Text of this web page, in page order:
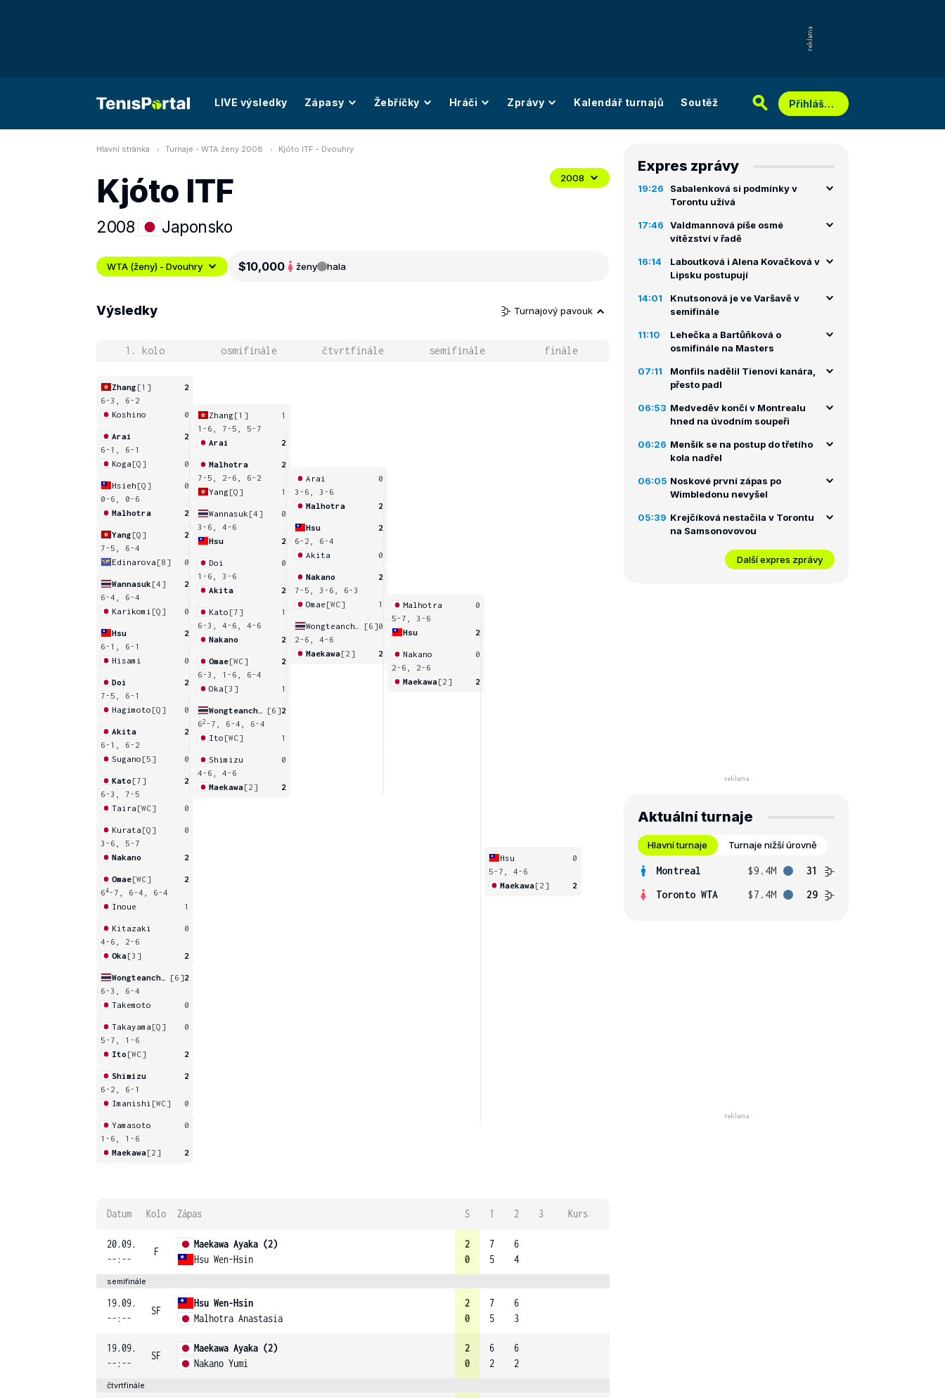
LIVE výsledky Zápasy Žebříčky Hráči Zprávy Kalendář turnajů Soutěž Přihlášení
Hlavní stránka Turnaje - WTA ženy 2008 Kjóto ITF - Dvouhry
Kjóto ITF
2008 Japonsko
2008
WTA (ženy) - Dvouhry $10,000 ženy hala
Výsledky Turnajový pavouk
1. kolo osmifinále čtvrtfinále semifinále finále
Zhang [1]
2
6-3, 6-2
Koshino
0
Arai
2
6-1, 6-1
Koga [Q] 0
Hsieh [Q]
0
0-6, 0-6
Malhotra
2
Yang [Q]
2
7-5, 6-4
Edinarova [8] 0
Wannasuk [4]
2
6-4, 6-4
Karikomi [Q] 0
Hsu
2
6-1, 6-1
Hisami
0
Doi
2
7-5, 6-1
Hagimoto [Q] 0
Akita
2
6-1, 6-2
Sugano [5] 0
Kato [7]
2
6-3, 7-5
Taira [WC] 0
Kurata [Q]
0
3-6, 5-7
Nakano
2
Omae[WC]
2
64-7, 6-4, 6-4
Inoue
1
Kitazaki
0
4-6, 2-6
Oka[3] 2
[6]2
6-3, 6-4
Takemoto
0
Takayama [Q]
0
5-7, 1-6
Ito [WC] 2
Shimizu
2
6-2, 6-1
Imanishi [WC] 0
Yamasoto
0
1-6, 1-6
Maekawa[2] 2
Zhang[1]
1
1-6, 7-5, 5-7
Arai
2
Malhotra
2
7-5, 2-6, 6-2
Yang[Q] 1
Wannasuk [4]
0
3-6, 4-6
Hsu
2
Doi
0
1-6, 3-6
Akita
2
Kato [7]
1
6-3, 4-6, 4-6
Nakano
2
Omae[WC]
2
6-3, 1-6, 6-4
Oka [3] 1
[6]2
62 -7, 6-4, 6-4
Ito [WC] 1
Shimizu
0
4-6, 4-6
Maekawa[2] 2
Arai
0
3-6, 3-6
Malhotra
2
Hsu
2
6-2, 6-4
Akita
0
Nakano
2
7-5, 3-6, 6-3
Omae [WC] 1
[6]0
2-6, 4-6
Maekawa[2] 2
Malhotra
0
5-7, 3-6
Hsu
2
Nakano
0
2-6, 2-6
Maekawa[2] 2
Hsu
0
5-7, 4-6
Maekawa[2] 2
Datum Kolo Zápas S 1 2 3 Kurs
20.09.
--:--
F
Maekawa Ayaka (2)
Hsu Wen-Hsin
2
0
7
5
6
4
semifinále
19.09.
--:--
SF
Hsu Wen-Hsin
Malhotra Anastasia
2
0
7
5
6
3
19.09.
--:--
SF
Maekawa Ayaka (2)
Nakano Yumi
2
0
6
2
6
2
čtvrtfinále
Expres zprávy
19:26
Sabalenková si podmínky v
Torontu užívá
17:46
Valdmannová píše osmé
vítězství v řadě
16:14
Laboutková i Alena Kovačková v
Lipsku postupují
14:01
Knutsonová je ve Varšavě v
semifinále
11:10
Lehečka a Bartůňková o
osmifinále na Masters
07:11
Monfils nadělil Tienovi kanára,
přesto padl
06:53 Medveděv končí v Montrealu
hned na úvodním soupeři
06:26 Menšík se na postup do třetího
kola nadřel
06:05 Noskové první zápas po
Wimbledonu nevyšel
05:39 Krejčíková nestačila v Torontu
na Samsonovovou
Další expres zprávy
Aktuální turnaje
Hlavní turnaje Turnaje nižší úrovně
Montreal $9.4M
31
Toronto WTA
$7.4M 29